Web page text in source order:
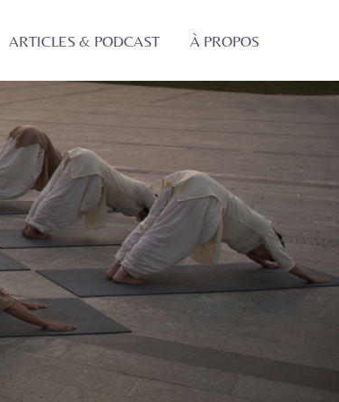
ARTICLES & PODCAST À PROPOS